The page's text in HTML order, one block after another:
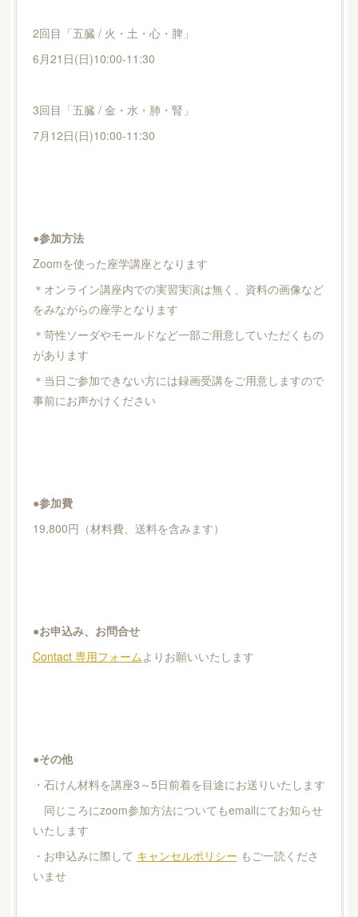
2回目「五臓 / 火・土・心・脾」
6月21日(日)10:00-11:30
3回目「五臓 / 金・水・肺・腎」
7月12日(日)10:00-11:30
●参加方法
Zoomを使った座学講座となります
＊オンライン講座内での実習実演は無く、資料の画像など
をみながらの座学となります
＊苛性ソーダやモールドなど一部ご用意していただくもの
があります
＊当日ご参加できない方には録画受講をご用意しますので
事前にお声かけください
●参加費
19,800円（材料費、送料を含みます）
●お申込み、お問合せ
Contact 専用フォームよりお願いいたします
●その他
・石けん材料を講座3～5日前着を目途にお送りいたします
同じころにzoom参加方法についてもemailにてお知らせ
いたします
・お申込みに際して キャンセルポリシー もご一読くださ
いませ